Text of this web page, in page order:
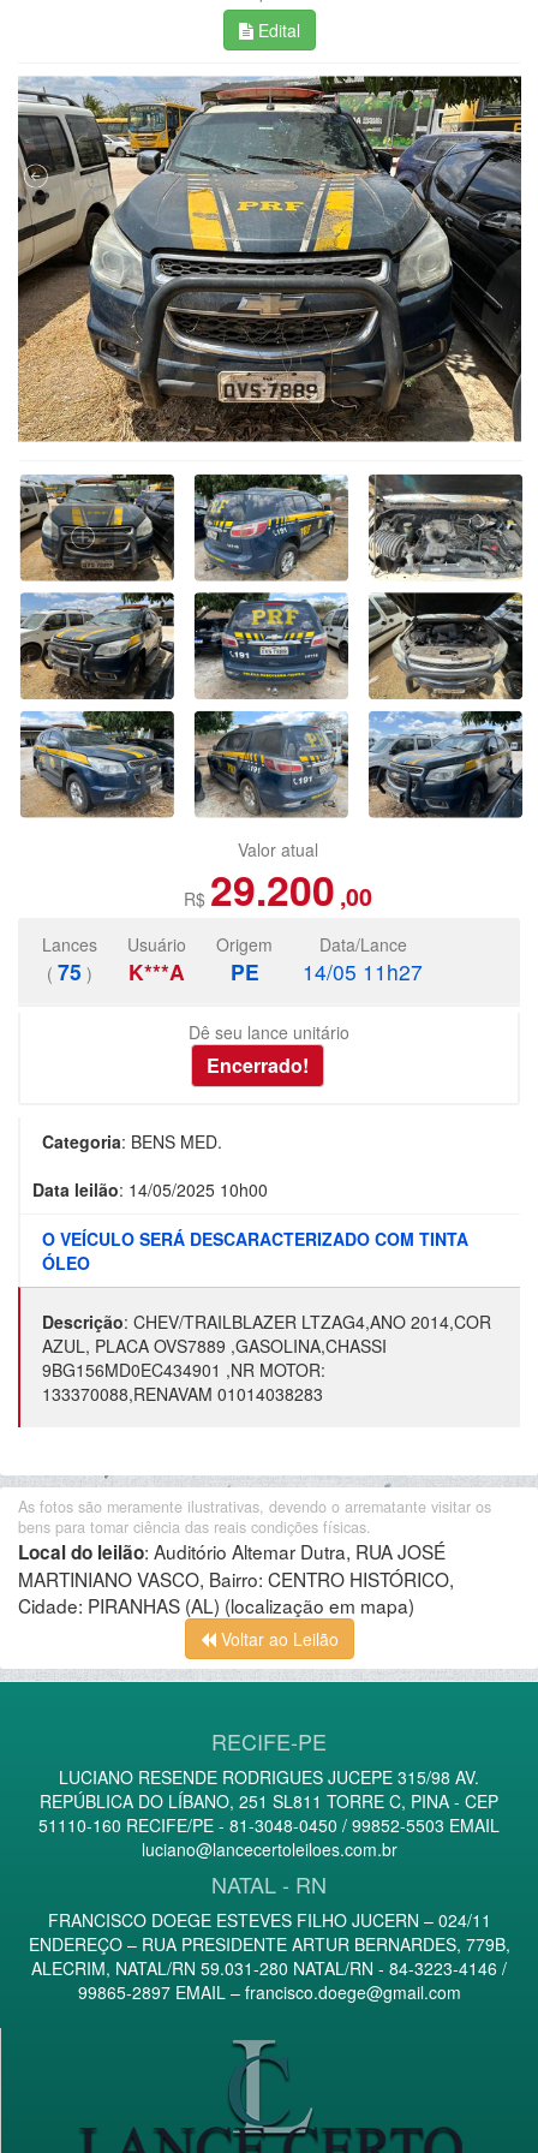
Edital
Valor atual
R$ 29.200 ,00
Lances
( 75 )
Usuário
K***A
Origem
PE
Data/Lance
14/05 11h27
Dê seu lance unitário
Categoria: BENS MED.
Data leilão: 14/05/2025 10h00
O VEÍCULO SERÁ DESCARACTERIZADO COM TINTA
ÓLEO
Descrição: CHEV/TRAILBLAZER LTZAG4,ANO 2014,COR
AZUL, PLACA OVS7889 ,GASOLINA,CHASSI
9BG156MD0EC434901 ,NR MOTOR:
133370088,RENAVAM 01014038283
As fotos são meramente ilustrativas, devendo o arrematante visitar os
bens para tomar ciência das reais condições físicas.
Local do leilão: Auditório Altemar Dutra, RUA JOSÉ
MARTINIANO VASCO, Bairro: CENTRO HISTÓRICO,
Cidade: PIRANHAS (AL) (localização em mapa)
Voltar ao Leilão
RECIFE-PE
LUCIANO RESENDE RODRIGUES JUCEPE 315/98 AV.
REPÚBLICA DO LÍBANO, 251 SL811 TORRE C, PINA - CEP
51110-160 RECIFE/PE - 81-3048-0450 / 99852-5503 EMAIL
luciano@lancecertoleiloes.com.br
NATAL - RN
FRANCISCO DOEGE ESTEVES FILHO JUCERN – 024/11
ENDEREÇO – RUA PRESIDENTE ARTUR BERNARDES, 779B,
ALECRIM, NATAL/RN 59.031-280 NATAL/RN - 84-3223-4146 /
99865-2897 EMAIL – francisco.doege@gmail.com